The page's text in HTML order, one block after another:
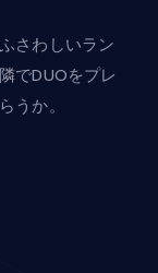
さわしいラン
でDUOをプレ
うか。